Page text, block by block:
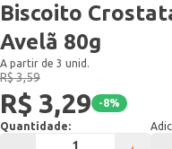
Biscoito
Avelã 80g
A partir de 3 unid.
R$ 3,59
R$ 3,29 -8%
Quantidade: